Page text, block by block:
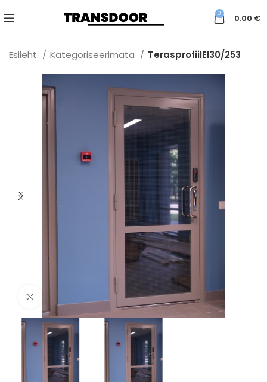
0 0.00 €
Esileht Kategoriseerimata TerasprofiilEI30/253